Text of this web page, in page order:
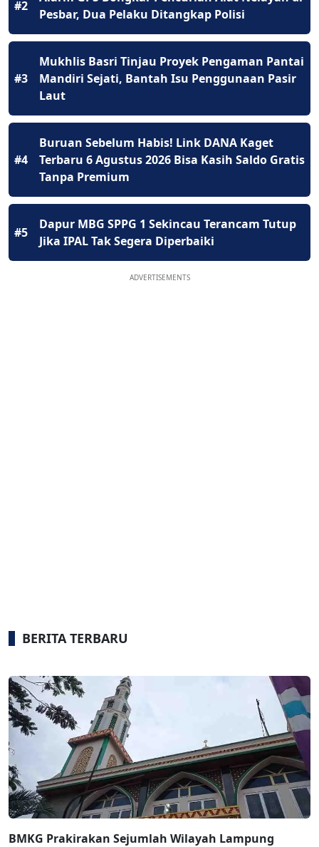
#2
Pesbar, Dua Pelaku Ditangkap Polisi
#3
Mukhlis Basri Tinjau Proyek Pengaman Pantai
Mandiri Sejati, Bantah Isu Penggunaan Pasir
Laut
#4
Buruan Sebelum Habis! Link DANA Kaget
Terbaru 6 Agustus 2026 Bisa Kasih Saldo Gratis
Tanpa Premium
#5
Dapur MBG SPPG 1 Sekincau Terancam Tutup
Jika IPAL Tak Segera Diperbaiki
ADVERTISEMENTS
BERITA TERBARU
BMKG Prakirakan Sejumlah Wilayah Lampung